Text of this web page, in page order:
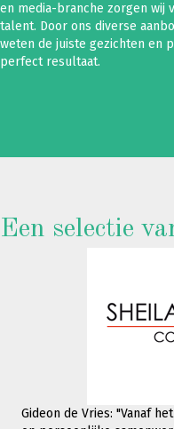
en media-branche zorgen wij
talent. Door ons diverse
weten de juiste gezichten en
perfect resultaat.
Een selectie
Gideon de Vries: "Vanaf